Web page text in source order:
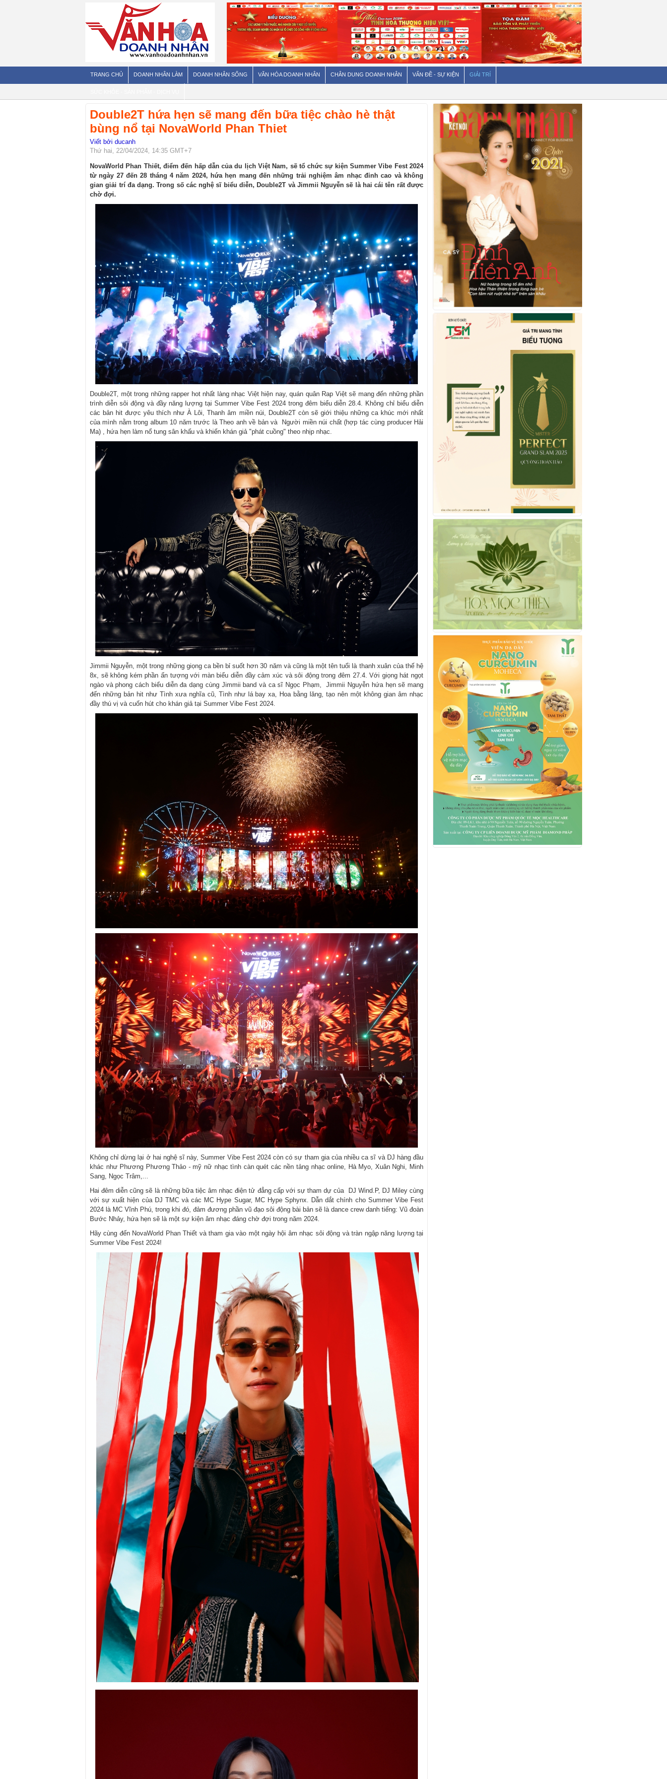
TRANG CHỦ DOANH NHÂN LÀM DOANH NHÂN SỐNG VĂN HÓA DOANH NHÂN CHÂN DUNG DOANH NHÂN VẤN ĐỀ - SỰ KIỆN GIẢI TRÍ
Double2T hứa hẹn sẽ mang đến bữa tiệc chào hè thật
bùng nổ tại NovaWorld Phan Thiet
Viết bởi ducanh
Thứ hai, 22/04/2024, 14:35 GMT+7
NovaWorld Phan Thiết, điểm đến hấp dẫn của du lịch Việt Nam, sẽ tổ chức sự kiện Summer Vibe Fest 2024
từ ngày 27 đến 28 tháng 4 năm 2024, hứa hẹn mang đến những trải nghiệm âm nhạc đỉnh cao và không
gian giải trí đa dạng. Trong số các nghệ sĩ biểu diễn, Double2T và Jimmii Nguyễn sẽ là hai cái tên rất được
chờ đợi.
Double2T, một trong những rapper hot nhất làng nhạc Việt hiện nay, quán quân Rap Việt sẽ mang đến những phần
trình diễn sôi động và đầy năng lượng tại Summer Vibe Fest 2024 trong đêm biểu diễn 28.4. Không chỉ biểu diễn
các bản hit được yêu thích như À Lôi, Thanh âm miền núi, Double2T còn sẽ giới thiệu những ca khúc mới nhất
của mình nằm trong album 10 năm trước là Theo anh về bản và Người miền núi chất (hợp tác cùng producer Hải
Ma) , hứa hẹn làm nổ tung sân khấu và khiến khán giả "phát cuồng" theo nhịp nhạc.
Jimmii Nguyễn, một trong những giọng ca bền bỉ suốt hơn 30 năm và cũng là một tên tuổi là thanh xuân của thế hệ
8x, sẽ không kém phần ấn tượng với màn biểu diễn đầy cảm xúc và sôi động trong đêm 27.4. Với giọng hát ngọt
ngào và phong cách biểu diễn đa dạng cùng Jimmii band và ca sĩ Ngọc Phạm, Jimmii Nguyễn hứa hẹn sẽ mang
đến những bản hit như Tình xưa nghĩa cũ, Tình như lá bay xa, Hoa bằng lăng, tạo nên một không gian âm nhạc
đầy thú vị và cuốn hút cho khán giả tại Summer Vibe Fest 2024.
Không chỉ dừng lại ở hai nghệ sĩ này, Summer Vibe Fest 2024 còn có sự tham gia của nhiều ca sĩ và DJ hàng đầu
khác như Phương Phương Thảo - mỹ nữ nhạc tình càn quét các nền tảng nhạc online, Hà Myo, Xuân Nghi, Minh
Sang, Ngọc Trâm,...
Hai đêm diễn cũng sẽ là những bữa tiệc âm nhạc điện tử đẳng cấp với sự tham dự của DJ Wind.P, DJ Miley cùng
với sự xuất hiện của DJ TMC và các MC Hype Sugar, MC Hype Sphynx. Dẫn dắt chính cho Summer Vibe Fest
2024 là MC Vĩnh Phú, trong khi đó, đảm đương phần vũ đạo sôi động bài bản sẽ là dance crew danh tiếng: Vũ đoàn
Bước Nhảy, hứa hẹn sẽ là một sự kiện âm nhạc đáng chờ đợi trong năm 2024.
Hãy cùng đến NovaWorld Phan Thiết và tham gia vào một ngày hội âm nhạc sôi động và tràn ngập năng lượng tại
Summer Vibe Fest 2024!